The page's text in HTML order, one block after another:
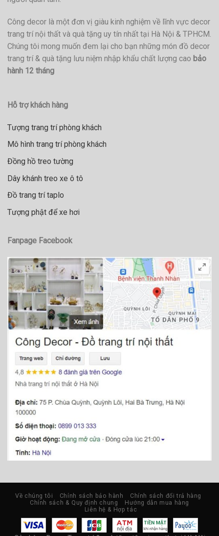
Công decor là một đơn vị giàu kinh nghiệm về lĩnh vực decor
trang trí nội thất và quà tặng uy tín nhất tại Hà Nội & TPHCM.
Chúng tôi mong muốn đem lại cho bạn những món đồ decor
trang trí & quà tặng lưu niệm nhập khẩu chất lượng cao bảo
hành 12 tháng
Hỗ trợ khách hàng
Tượng trang trí phòng khách
Mô hình trang trí phòng khách
Đồng hồ treo tường
Dây khánh treo xe ô tô
Đồ trang trí taplo
Tượng phật để xe hơi
Fanpage Facebook
Về chúng tôi Chính sách bảo hành
Chính sách đổi trả hàng
Chính sách & Quy định chung
Hướng dẫn mua hàng
Liên hệ & Hợp tác